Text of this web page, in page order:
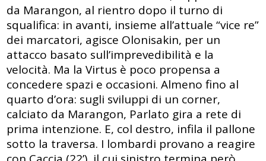
da Marangon, al rientro dopo il turno di
squalifica: in avanti, insieme all’attuale “vice re”
dei marcatori, agisce Olonisakin, per un
attacco basato sull’imprevedibilità e la
velocità. Ma la Virtus è poco propensa a
concedere spazi e occasioni. Almeno fino al
quarto d’ora: sugli sviluppi di un corner,
calciato da Marangon, Parlato gira a rete di
prima intenzione. E, col destro, infila il pallone
sotto la traversa. I lombardi provano a reagire